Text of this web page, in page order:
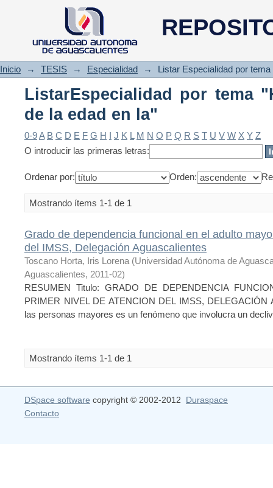
ListarEspecialidad por tema
Inicio → TESIS → Especialidad → Listar Especialidad por tema
ListarEspecialidad por tema
de la edad en la"
0-9A B C D E F G H I J K L M N O P Q R S T U V W X Y Z
O introducir las primeras letras:
Ordenar por: Orden:
Mostrando ítems 1-1 de 1
Grado de dependencia funcional en el adulto
del IMSS, Delegación Aguascalientes
Toscano Horta, Iris Lorena (Universidad Autónoma de
Aguascalientes, 2011-02)
RESUMEN Titulo: GRADO DE DEPENDENCIA
PRIMER NIVEL DE ATENCION DEL IMSS, DELEGACIÓN
las personas mayores es un fenómeno que involucra un
Mostrando ítems 1-1 de 1
DSpace software copyright © 2002-2012 Duraspace
Contacto